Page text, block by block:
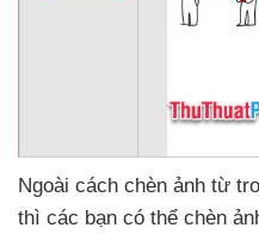
Ngoài cách chèn ảnh từ
thì các bạn có thể chèn